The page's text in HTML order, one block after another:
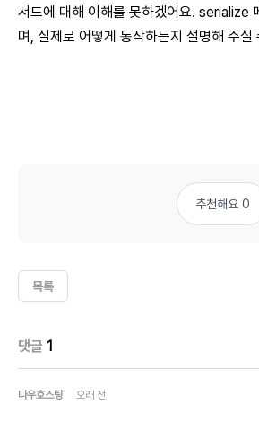
서드에 대해 이해를 못하겠어요. serialize
며, 실제로 어떻게 동작하는지 설명해 주실
추천해요 0
목록
댓글 1
나우호스팅 오래 전